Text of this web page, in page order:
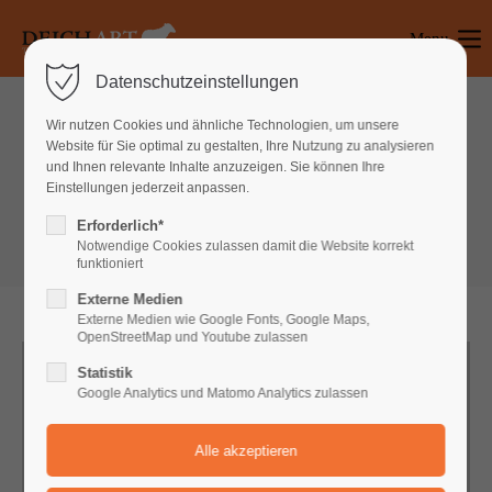
Login
Benutzername
Passwort
Anmelden
Register
Lorem ipsum dolor sit amet:
Menu
Boxes
Linkboxes
Datenschutzeinstellungen
Wir nutzen Cookies und ähnliche Technologien, um unsere
Website für Sie optimal zu gestalten, Ihre Nutzung zu analysieren
und Ihnen relevante Inhalte anzuzeigen. Sie können Ihre
Einstellungen jederzeit anpassen.
Erforderlich*
Notwendige Cookies zulassen damit die Website korrekt
funktioniert
Externe Medien
Externe Medien wie Google Fonts, Google Maps,
OpenStreetMap und Youtube zulassen
Statistik
Google Analytics und Matomo Analytics zulassen